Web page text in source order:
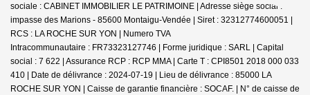
sociale : CABINET IMMOBILIER LE PATRIMOINE | Adresse siège social : 30
impasse des Marions - 85600 Montaigu-Vendée | Siret : 32312774600051 |
RCS : LA ROCHE SUR YON | Numero TVA
Intracommunautaire : FR73323127746 | Forme juridique : SARL | Capital
social : 7 622 | Assurance RCP : RCP MMA | Carte T : CPI8501 2018 000 033
410 | Date de délivrance : 2024-07-19 | Lieu de délivrance : 85000 LA
ROCHE SUR YON | Caisse de garantie financière : SOCAF. | N° de caisse de